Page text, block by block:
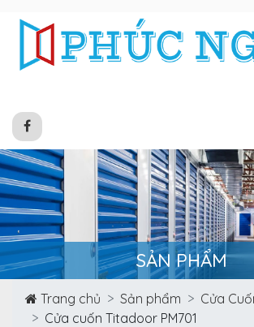
SẢN PHẨM
Trang chủ Sản phẩm
Cửa
Cửa cuốn Titadoor PM701